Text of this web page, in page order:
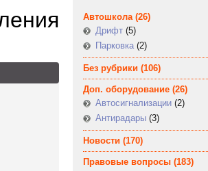
Автошкола(26)
Дрифт (5)
Парковка (2)
Без рубрики (106)
Доп. оборудование (26)
Автосигнализации (2)
Антирадары (3)
Новости (170)
Правовые вопросы (183)